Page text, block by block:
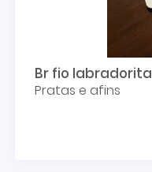
Br fio labradorita
Pratas e afins